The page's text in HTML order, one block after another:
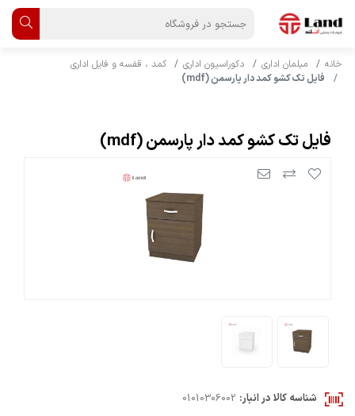
خانه مبلمان اداری دکوراسیون اداری
کمد ، قفسه و فایل اداری
فایل تک کشو کمد دار پارسمن (mdf)
فایل تک کشو کمد دار پارسمن (mdf)
شناسه کالا در انبار: 01010306002